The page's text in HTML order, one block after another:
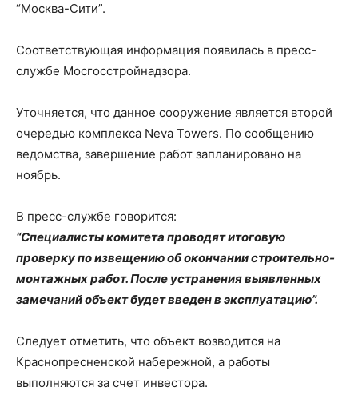
“Москва-Сити”.
Соответствующая информация появилась в пресс-
службе Мосгосстройнадзора.
Уточняется, что данное сооружение является второй
очередью комплекса Neva Towers. По сообщению
ведомства, завершение работ запланировано на
ноябрь.
В пресс-службе говорится:
“Специалисты комитета проводят итоговую
проверку по извещению об окончании строительно-
монтажных работ. После устранения выявленных
замечаний объект будет введен в эксплуатацию”.
Следует отметить, что объект возводится на
Краснопресненской набережной, а работы
выполняются за счет инвестора.